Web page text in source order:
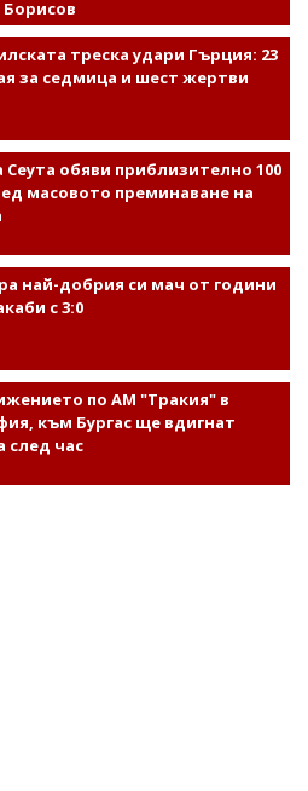
треска удари Гърция: 23
за седмица и шест жертви
обяви приблизително 100
масовото преминаване на
най-добрия си мач от години
с 3:0
по АМ "Тракия" в
към Бургас ще вдигнат
след час